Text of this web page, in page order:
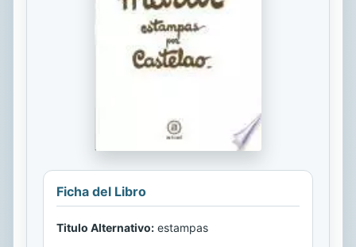
Ficha del Libro
Titulo Alternativo: estampas